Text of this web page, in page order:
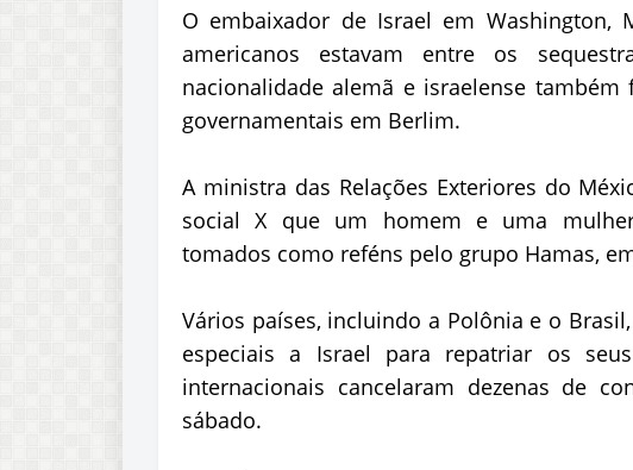
O embaixador de Israel em Washington,
americanos estavam entre os
nacionalidade alemã e israelense
governamentais em Berlim.
A ministra das Relações Exteriores do
social X que um homem e uma
tomados como reféns pelo grupo Hamas,
Vários países, incluindo a Polônia e o
especiais a Israel para repatriar os
internacionais cancelaram dezenas de
sábado.